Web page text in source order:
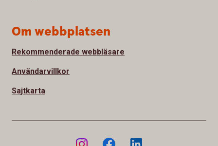
Om webbplatsen
Rekommenderade webbläsare
Användarvillkor
Sajtkarta